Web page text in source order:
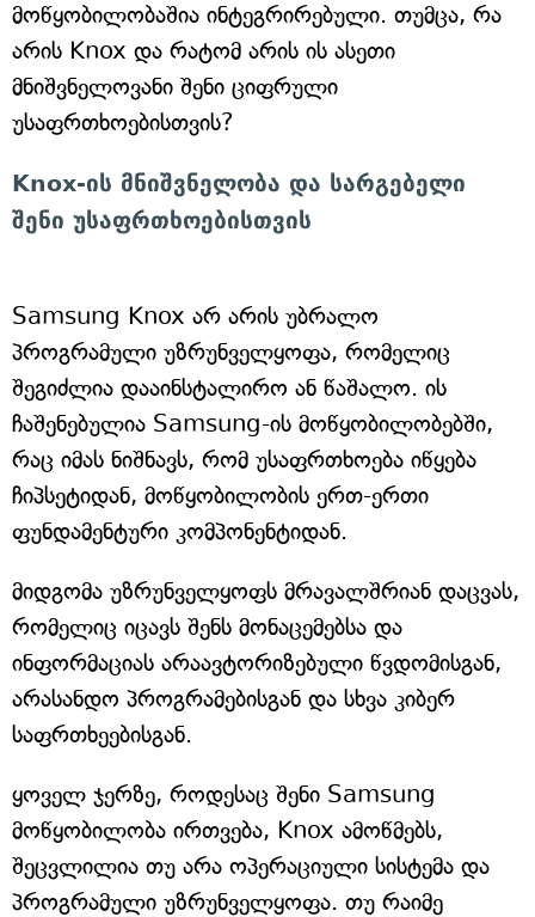
მოწყობილობაშია ინტეგრირებული. თუმცა, რა
არის Knox და რატომ არის ის ასეთი
მნიშვნელოვანი შენი ციფრული
უსაფრთხოებისთვის?
Knox-ის მნიშვნელობა და სარგებელი
შენი უსაფრთხოებისთვის
Samsung Knox არ არის უბრალო
პროგრამული უზრუნველყოფა, რომელიც
შეგიძლია დააინსტალირო ან წაშალო. ის
ჩაშენებულია Samsung-ის მოწყობილობებში,
რაც იმას ნიშნავს, რომ უსაფრთხოება იწყება
ჩიპსეტიდან, მოწყობილობის ერთ-ერთი
ფუნდამენტური კომპონენტიდან.
მიდგომა უზრუნველყოფს მრავალშრიან დაცვას,
რომელიც იცავს შენს მონაცემებსა და
ინფორმაციას არაავტორიზებული წვდომისგან,
არასანდო პროგრამებისგან და სხვა კიბერ
საფრთხეებისგან.
ყოველ ჯერზე, როდესაც შენი Samsung
მოწყობილობა ირთვება, Knox ამოწმებს,
შეცვლილია თუ არა ოპერაციული სისტემა და
პროგრამული უზრუნველყოფა. თუ რაიმე